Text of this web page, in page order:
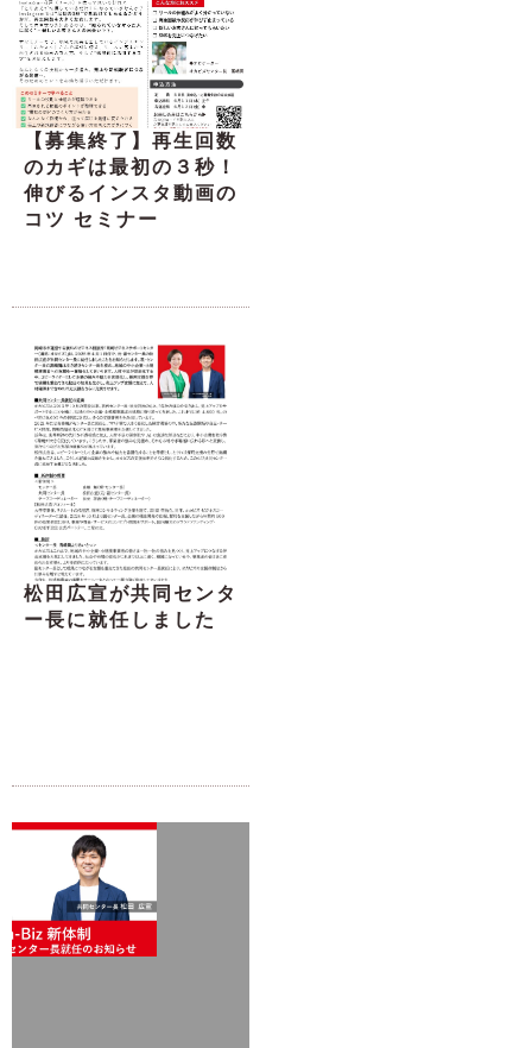
【募集終了】再生回数
のカギは最初の３秒！
伸びるインスタ動画の
コツ セミナー
松田広宣が共同センタ
ー長に就任しました